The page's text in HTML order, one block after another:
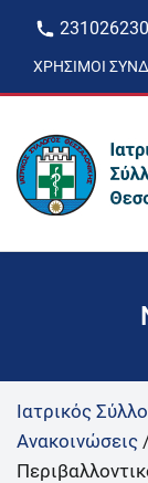
ΧΡΉΣΙΜΟΙ
Ιατρικός
Ανακοινώσεις